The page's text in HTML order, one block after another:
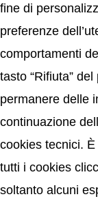
fine di
preferenze
comportamenti
tasto “Rifiuta”
permanere delle
continuazione
cookies tecnici.
tutti i cookies
soltanto alcuni